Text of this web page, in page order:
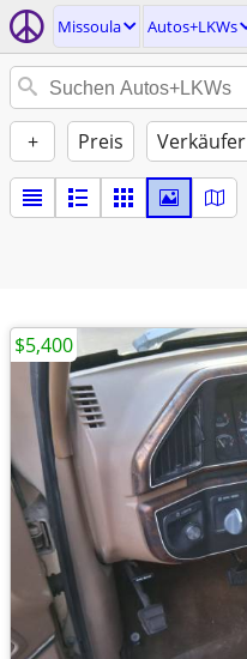
Missoula Autos+LKWs
+ Preis Verkäufer
$5,400